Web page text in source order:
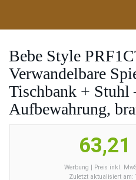
main
Bebe Style
Verwandelbare
Tischbank + Stuhl
Aufbewahrung,
63,21
Werbung | Preis inkl.
Zuletzt aktualisiert am: